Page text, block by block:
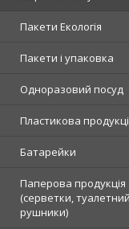
Пакети Екологія
Пакети і упаковка
Одноразовий посуд
Пластикова
Батарейки
Паперова продукція
(серветки,
рушники)